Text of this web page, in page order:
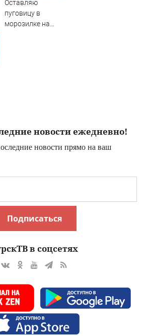
Оставляю
пуговицу в
морозилке на
новости ежедневно!
новости прямо на ваш
Подписаться
в соцсетях